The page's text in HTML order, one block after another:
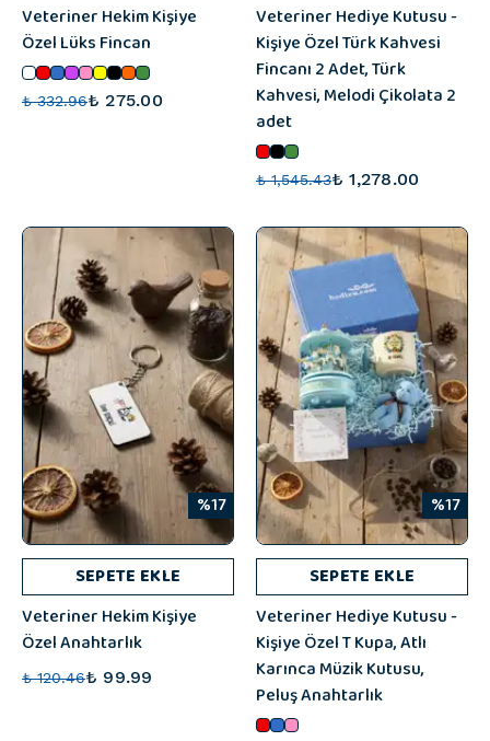
Veteriner Hekim Kişiye
Özel Lüks Fincan
₺ 332.96₺ 275.00
Veteriner Hediye Kutusu -
Kişiye Özel Türk Kahvesi
Fincanı 2 Adet, Türk
Kahvesi, Melodi Çikolata 2
adet
₺ 1,545.43₺ 1,278.00
%17
SEPETE EKLE
Veteriner Hekim Kişiye
Özel Anahtarlık
₺ 120.46₺ 99.99
%17
SEPETE EKLE
Veteriner Hediye Kutusu -
Kişiye Özel T Kupa, Atlı
Karınca Müzik Kutusu,
Peluş Anahtarlık